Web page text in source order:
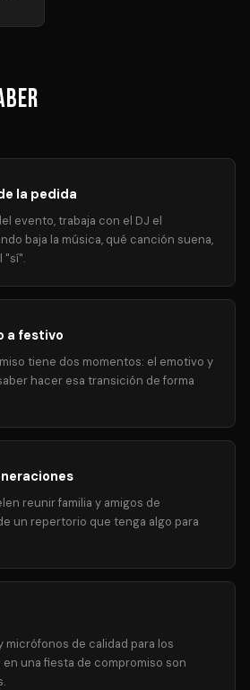
la pedida
evento, trabaja con el DJ el
baja la música, qué canción suena,
"sí".
a festivo
tiene dos momentos: el emotivo y
hacer esa transición de forma
reunir familia y amigos de
un repertorio que tenga algo para
micrófonos de calidad para los
una fiesta de compromiso son